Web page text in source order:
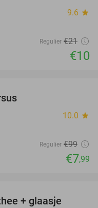
9.6 star
Regulier €21
€10
10.0 star
Regulier €99
€7,99
+ glaasje